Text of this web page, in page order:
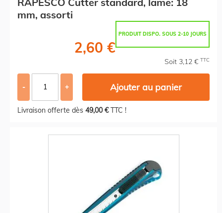
mm, assorti
PRODUIT DISPO. SOUS 2-10 JOURS
2,60 €
Soit 3,12 € TTC
- + Ajouter au panier
Livraison offerte dès 49,00 €TTC !